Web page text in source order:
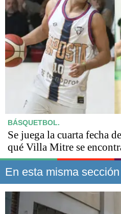
BÁSQUETBOL.
Se juega la cuarta fecha
qué Villa Mitre se
En esta misma sección